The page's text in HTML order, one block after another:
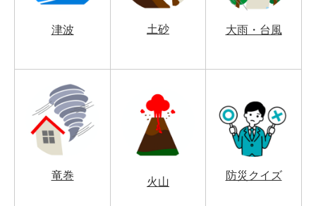
津波 土砂 大雨・台風
竜巻
火山
防災クイズ